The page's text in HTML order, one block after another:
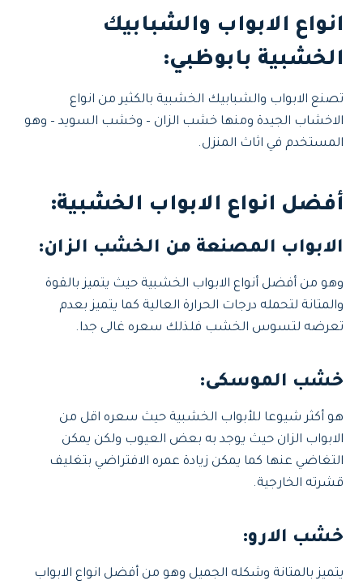
انواع الابواب والشبابيك
الخشبية بابوظبي:
تصنع الابواب والشبابيك الخشبية بالكثير من انواع
الاخشاب الجيدة ومنها خشب الزان – وخشب السويد – وهو
المستخدم في اثاث المنزل.
أفضل انواع الابواب الخشبية:
الابواب المصنعة من الخشب الزان:
وهو من أفضل أنواع الابواب الخشبية حيث يتميز بالقوة
والمتانة لتحمله درجات الحرارة العالية كما يتميز بعدم
تعرضه لتسوس الخشب فلذلك سعره غالى جدا.
خشب الموسكى:
هو أكثر شيوعا للأبواب الخشبية حيث سعره اقل من
الابواب الزان حيث يوجد به بعض العيوب ولكن يمكن
التغاضي عنها كما يمكن زيادة عمره الافتراضي بتغليف
قشرته الخارجية.
خشب الارو:
يتميز بالمتانة وشكله الجميل وهو من أفضل انواع الابواب